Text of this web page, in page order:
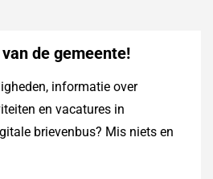
de gemeente!
informatie over
en vacatures in
brievenbus? Mis niets en